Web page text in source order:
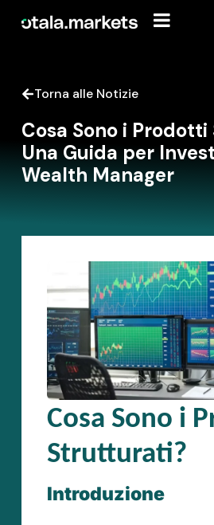
Torna alle Notizie
Cosa Sono i
Una Guida per
Wealth Manager
Cosa Sono i
Strutturati?
Introduzione